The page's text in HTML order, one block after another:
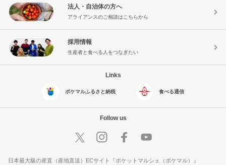
法人・自治体の方へ
アライアンスのご相談はこちらから
採用情報
生産者と食べる人をつなぎたい
Links
ポケマルふるさと納税 食べる通信
Follow us
日本最大級の産直（産地直送）ECサイト『ポケットマルシェ（ポケマル）』